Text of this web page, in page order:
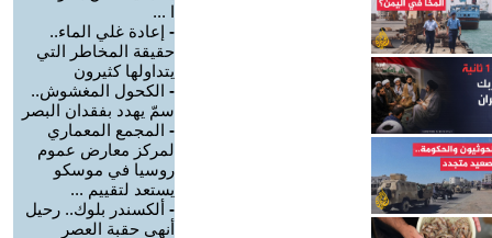
ا ...
- إعادة غلي الماء..
حقيقة المخاطر التي
يتداولها كثيرون
- الكحول المغشوش..
سمّ يهدد بفقدان البصر
- المجمع المعماري
لمركز معارض عموم
روسيا في موسكو
يستعد لتقييم ...
- ألكسندر بلوك.. رحيل
أنهى حقبة العصر